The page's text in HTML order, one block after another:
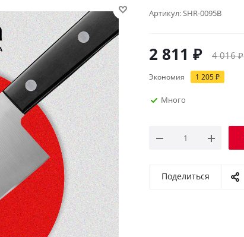
Артикул:SHR-0095B
2 811 ₽ 4 016₽
Экономия 1 205₽
Много
Поделиться